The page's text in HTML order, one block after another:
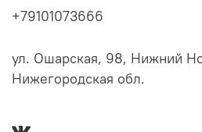
+79101073666
ул. Ошарская, 98, Нижний
Нижегородская обл.